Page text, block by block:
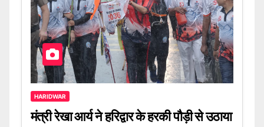
HARIDWAR
मंत्री रेखा आर्य ने हरिद्वार के हरकी पौड़ी से उठाया